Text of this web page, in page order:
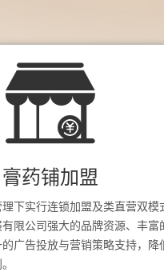
膏药铺加盟
下实行连锁加盟及类直营双模
限公司强大的品牌资源、丰富
广告投放与营销策略支持，降